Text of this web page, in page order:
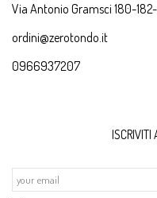
Via Antonio Gramsci 180-
ordini@zerotondo.it
0966937207
ISCRIVITI